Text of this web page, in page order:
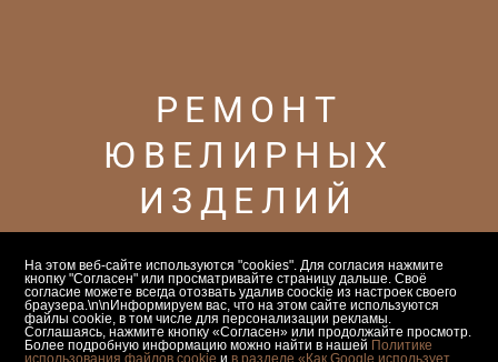
На этом веб-сайте используются "cookies". Для согласия нажмите
кнопку "Согласен" или просматривайте страницу дальше. Своё
согласие можете всегда отозвать удалив coockie из настроек своего
браузера.\n\nИнформируем вас, что на этом сайте используются
файлы cookie, в том числе для персонализации рекламы.
Соглашаясь, нажмите кнопку «Согласен» или продолжайте просмотр.
Более подробную информацию можно найти в нашей Политике
использования файлов cookie и в разделе «Как Google использует
РЕМОНТ
ЮВЕЛИРНЫХ
ИЗДЕЛИЙ
Качественно и быстро чиним различные золотые,
серебряные ювелирные изделия. Увеличиваем или
уменьшаем кольца, чиним цепочки, браслеты,
кулоны, обрамляем эксклюзивные драгоценные